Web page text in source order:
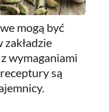
mogą być
wymaganiami
są